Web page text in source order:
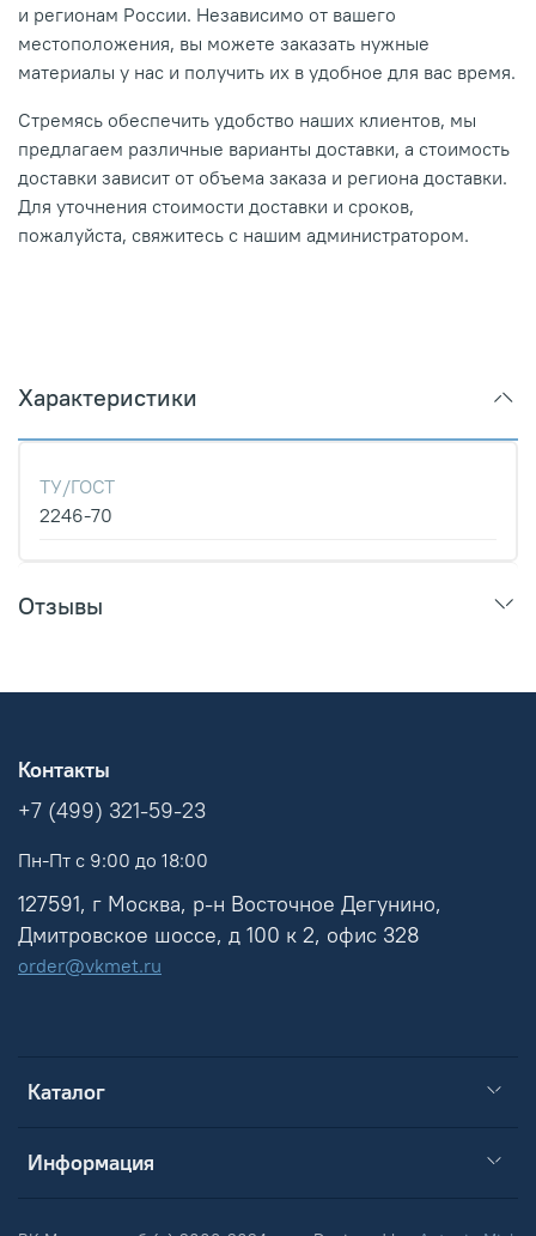
и регионам России. Независимо от вашего
местоположения, вы можете заказать нужные
материалы у нас и получить их в удобное для вас время.
Стремясь обеспечить удобство наших клиентов, мы
предлагаем различные варианты доставки, а стоимость
доставки зависит от объема заказа и региона доставки.
Для уточнения стоимости доставки и сроков,
пожалуйста, свяжитесь с нашим администратором.
Характеристики
ТУ/ГОСТ
2246-70
Отзывы
Каталог
Информация
Контакты
+7 (499) 321-59-23
Пн-Пт с 9:00 до 18:00
127591, г Москва, р-н Восточное Дегунино,
Дмитровское шоссе, д 100 к 2, офис 328
order@vkmet.ru